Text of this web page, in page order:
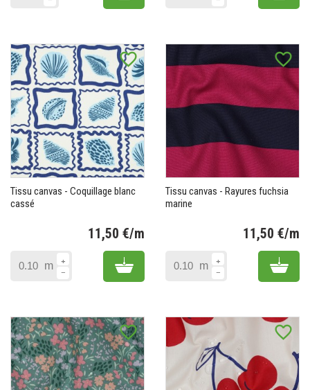
favorite_border
Tissu canvas - Coquillage blanc
cassé
11,50 €/m
m Add to cart
favorite_border
Tissu canvas - Rayures fuchsia
marine
11,50 €/m
m Add
favorite_border favorite_border